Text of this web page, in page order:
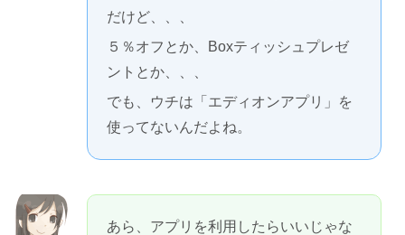
だけど、、、
５％オフとか、Boxティッシュプレゼ
ントとか、、、
でも、ウチは「エディオンアプリ」を
使ってないんだよね。
あら、アプリを利用したらいいじゃな